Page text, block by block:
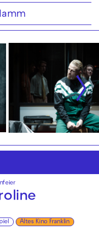
Altes Kino Franklin